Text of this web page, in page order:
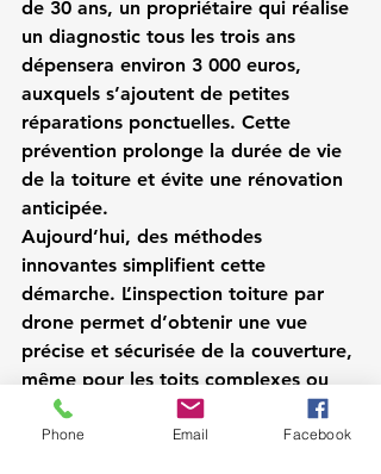
de 30 ans, un propriétaire qui réalise
un diagnostic tous les trois ans
dépensera environ 3 000 euros,
auxquels s’ajoutent de petites
réparations ponctuelles. Cette
prévention prolonge la durée de vie
de la toiture et évite une rénovation
anticipée.
Aujourd’hui, des méthodes
innovantes simplifient cette
démarche. L’inspection toiture par
drone permet d’obtenir une vue
précise et sécurisée de la couverture,
même pour les toits complexes ou
difficiles d’accès, très fréquents dans
les immeubles anciens du centre
Phone Email Facebook